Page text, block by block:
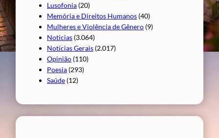
Lusofonia (20)
Memória e Direitos Humanos (40)
Mulheres e Violência de Gênero (9)
Noticias (3.064)
Notícias Gerais (2.017)
Opinião (110)
Poesia (293)
Saúde (12)